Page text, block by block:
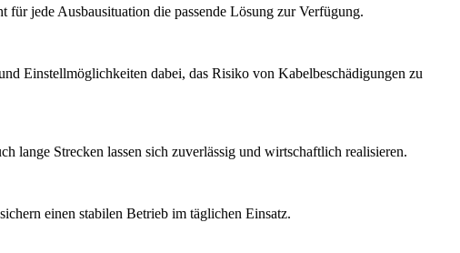
jede Ausbausituation die passende Lösung zur Verfügung.
Einstellmöglichkeiten dabei, das Risiko von Kabelbeschädigungen zu
lange Strecken lassen sich zuverlässig und wirtschaftlich realisieren.
einen stabilen Betrieb im täglichen Einsatz.